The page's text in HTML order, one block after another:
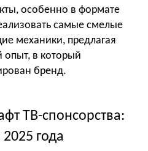
особенно в формате
самые смелые
механики, предлагая
в который
бренд.
ТВ-спонсорства:
года